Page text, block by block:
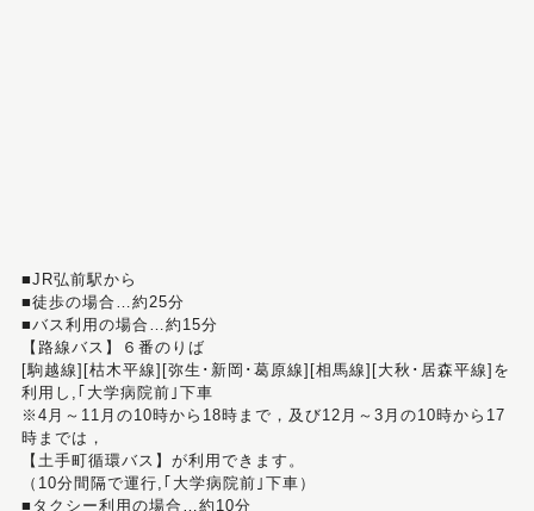
■JR弘前駅から
■徒歩の場合…約25分
■バス利用の場合…約15分
【路線バス】６番のりば
[駒越線][枯木平線][弥生･新岡･葛原線][相馬線][大秋･居森平線]を
利用し,｢大学病院前｣下車
※4月～11月の10時から18時まで，及び12月～3月の10時から17
時までは，
【土手町循環バス】が利用できます。
（10分間隔で運行,｢大学病院前｣下車）
■タクシー利用の場合…約10分